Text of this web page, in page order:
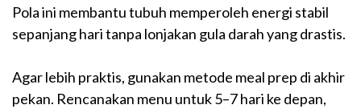
Pola ini membantu tubuh memperoleh energi stabil
sepanjang hari tanpa lonjakan gula darah yang drastis.
Agar lebih praktis, gunakan metode meal prep di akhir
pekan. Rencanakan menu untuk 5–7 hari ke depan,